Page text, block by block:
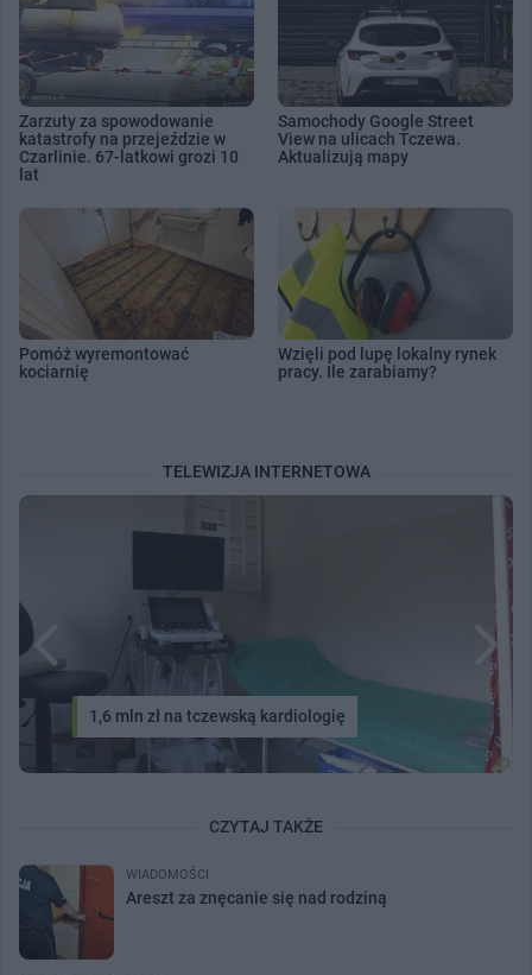
Zarzuty za spowodowanie
katastrofy na przejeździe w
Czarlinie. 67-latkowi grozi 10
lat
Samochody Google Street
View na ulicach Tczewa.
Aktualizują mapy
Pomóż wyremontować
kociarnię
Wzięli pod lupę lokalny rynek
pracy. Ile zarabiamy?
TELEWIZJA INTERNETOWA
1,6 mln zł na tczewską kardiologię
CZYTAJ TAKŻE
WIADOMOŚCI
Areszt za znęcanie się nad rodziną